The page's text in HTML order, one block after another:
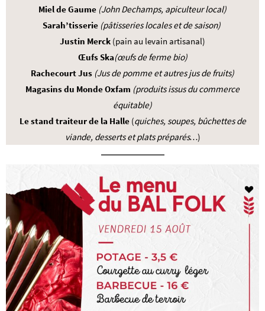
Miel de Gaume (John Dechamps, apiculteur local)
Sarah’tisserie (pâtisseries locales et de saison)
Justin Merck (pain au levain artisanal)
Œufs Ska(œufs de ferme bio)
Rachecourt Jus (Jus de pomme et autres jus de fruits)
Magasins du Monde Oxfam (produits issus du commerce
équitable)
Le stand traiteur de la Halle(quiches, soupes, bûchettes de
viande, desserts et plats préparés…)